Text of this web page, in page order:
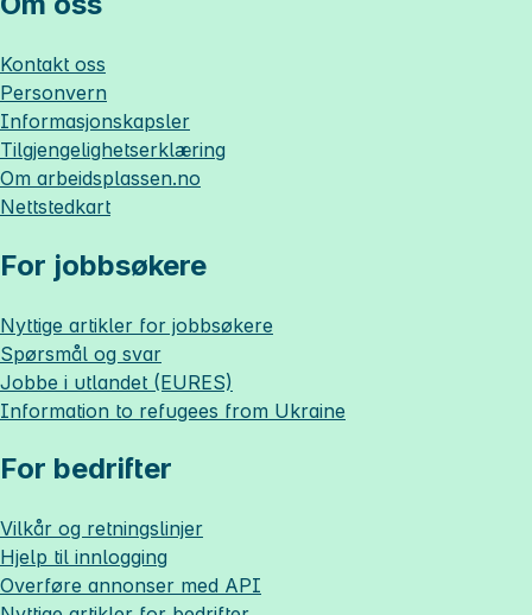
Kontakt oss
Personvern
Informasjonskapsler
Tilgjengelighetserklæring
Om arbeidsplassen.no
Nettstedkart
For jobbsøkere
Nyttige artikler for jobbsøkere
Spørsmål og svar
Jobbe i utlandet (EURES)
Information to refugees from Ukraine
For bedrifter
Vilkår og retningslinjer
Hjelp til innlogging
Overføre annonser med API